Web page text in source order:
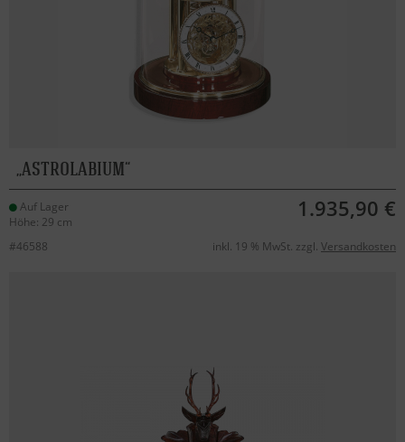
ASTROLABIUM
Auf Lager
Höhe: 29 cm
1.935,90 €
#46588 inkl. 19 % MwSt. zzgl. Versandkosten